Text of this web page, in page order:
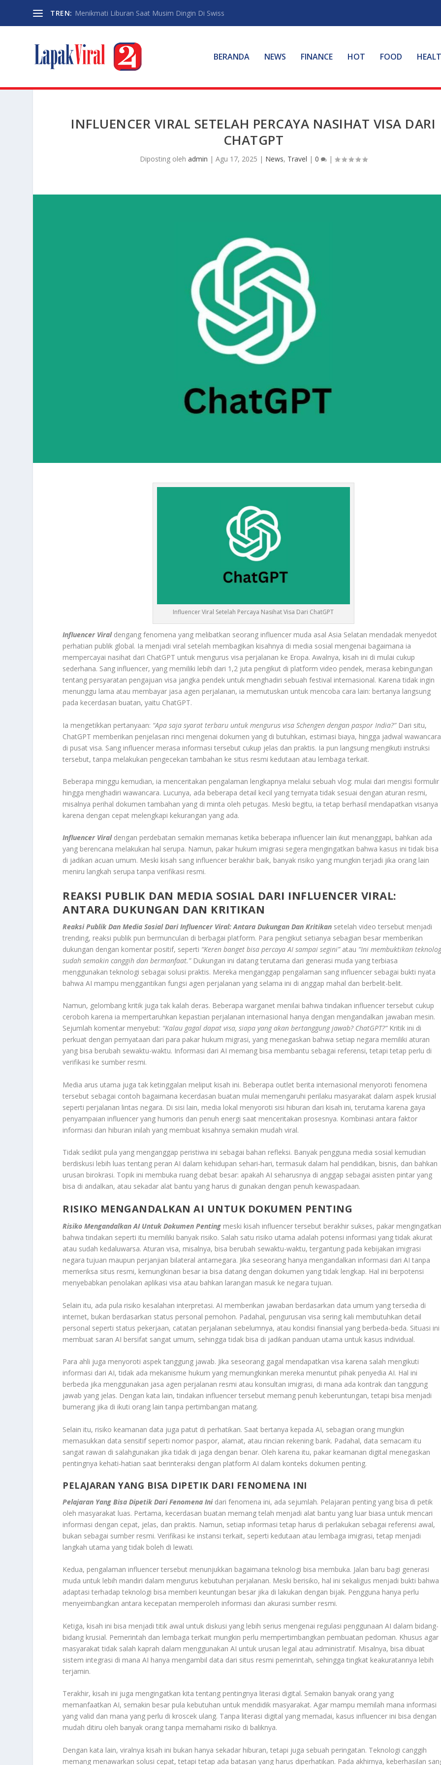
TREN: Menikmati Liburan Saat Musim Dingin Di Swiss
BERANDA NEWS FINANCE HOT FOOD
INFLUENCER VIRAL SETELAH PERCAYA NASIHAT VISA DARI
CHATGPT
Diposting oleh admin | Agu 17, 2025 | News, Travel | 0 |
Influencer Viral Setelah Percaya Nasihat Visa Dari ChatGPT
Influencer Viraldengang fenomena yang melibatkan seorang influencer muda asal Asia Selatan mendadak menyedot
perhatian publik global. Ia menjadi viral setelah membagikan kisahnya di media sosial mengenai bagaimana ia
mempercayai nasihat dari ChatGPT untuk mengurus visa perjalanan ke Eropa. Awalnya, kisah ini di mulai cukup
sederhana. Sang influencer, yang memiliki lebih dari 1,2 juta pengikut di platform video pendek, merasa kebingungan
tentang persyaratan pengajuan visa jangka pendek untuk menghadiri sebuah festival internasional. Karena tidak ingin
menunggu lama atau membayar jasa agen perjalanan, ia memutuskan untuk mencoba cara lain: bertanya langsung
pada kecerdasan buatan, yaitu ChatGPT.
Ia mengetikkan pertanyaan: “Apa saja syarat terbaru untuk mengurus visa Schengen dengan paspor India?”Dari situ,
ChatGPT memberikan penjelasan rinci mengenai dokumen yang di butuhkan, estimasi biaya, hingga jadwal wawancara
di pusat visa. Sang influencer merasa informasi tersebut cukup jelas dan praktis. Ia pun langsung mengikuti instruksi
tersebut, tanpa melakukan pengecekan tambahan ke situs resmi kedutaan atau lembaga terkait.
Beberapa minggu kemudian, ia menceritakan pengalaman lengkapnya melalui sebuah vlog: mulai dari mengisi formulir
hingga menghadiri wawancara. Lucunya, ada beberapa detail kecil yang ternyata tidak sesuai dengan aturan resmi,
misalnya perihal dokumen tambahan yang di minta oleh petugas. Meski begitu, ia tetap berhasil mendapatkan visanya
karena dengan cepat melengkapi kekurangan yang ada.
Influencer Viral dengan perdebatan semakin memanas ketika beberapa influencer lain ikut menanggapi, bahkan ada
yang berencana melakukan hal serupa. Namun, pakar hukum imigrasi segera mengingatkan bahwa kasus ini tidak bisa
di jadikan acuan umum. Meski kisah sang influencer berakhir baik, banyak risiko yang mungkin terjadi jika orang lain
meniru langkah serupa tanpa verifikasi resmi.
REAKSI PUBLIK DAN MEDIA SOSIAL DARI INFLUENCER VIRAL:
ANTARA DUKUNGAN DAN KRITIKAN
Reaksi Publik Dan Media Sosial Dari Influencer Viral: Antara Dukungan Dan Kritikan setelah video tersebut menjadi
trending, reaksi publik pun bermunculan di berbagai platform. Para pengikut setianya sebagian besar memberikan
dukungan dengan komentar positif, seperti “Keren banget bisa percaya AI sampai segini”atau “Ini membuktikan
sudah semakin canggih dan bermanfaat.”Dukungan ini datang terutama dari generasi muda yang terbiasa
menggunakan teknologi sebagai solusi praktis. Mereka menganggap pengalaman sang influencer sebagai bukti nyata
bahwa AI mampu menggantikan fungsi agen perjalanan yang selama ini di anggap mahal dan berbelit-belit.
Namun, gelombang kritik juga tak kalah deras. Beberapa warganet menilai bahwa tindakan influencer tersebut cukup
ceroboh karena ia mempertaruhkan kepastian perjalanan internasional hanya dengan mengandalkan jawaban mesin.
Sejumlah komentar menyebut: “Kalau gagal dapat visa, siapa yang akan bertanggung jawab? ChatGPT?”Kritik ini di
perkuat dengan pernyataan dari para pakar hukum migrasi, yang menegaskan bahwa setiap negara memiliki aturan
yang bisa berubah sewaktu-waktu. Informasi dari AI memang bisa membantu sebagai referensi, tetapi tetap perlu di
verifikasi ke sumber resmi.
Media arus utama juga tak ketinggalan meliput kisah ini. Beberapa outlet berita internasional menyoroti fenomena
tersebut sebagai contoh bagaimana kecerdasan buatan mulai memengaruhi perilaku masyarakat dalam aspek krusial
seperti perjalanan lintas negara. Di sisi lain, media lokal menyoroti sisi hiburan dari kisah ini, terutama karena gaya
penyampaian influencer yang humoris dan penuh energi saat menceritakan prosesnya. Kombinasi antara faktor
informasi dan hiburan inilah yang membuat kisahnya semakin mudah viral.
Tidak sedikit pula yang menganggap peristiwa ini sebagai bahan refleksi. Banyak pengguna media sosial kemudian
berdiskusi lebih luas tentang peran AI dalam kehidupan sehari-hari, termasuk dalam hal pendidikan, bisnis, dan bahkan
urusan birokrasi. Topik ini membuka ruang debat besar: apakah AI seharusnya di anggap sebagai asisten pintar yang
bisa di andalkan, atau sekadar alat bantu yang harus di gunakan dengan penuh kewaspadaan.
RISIKO MENGANDALKAN AI UNTUK DOKUMEN PENTING
Risiko Mengandalkan AI Untuk Dokumen Penting meski kisah influencer tersebut berakhir sukses, pakar
bahwa tindakan seperti itu memiliki banyak risiko. Salah satu risiko utama adalah potensi informasi yang tidak akurat
atau sudah kedaluwarsa. Aturan visa, misalnya, bisa berubah sewaktu-waktu, tergantung pada kebijakan imigrasi
negara tujuan maupun perjanjian bilateral antarnegara. Jika seseorang hanya mengandalkan informasi dari AI tanpa
memeriksa situs resmi, kemungkinan besar ia bisa datang dengan dokumen yang tidak lengkap. Hal ini berpotensi
menyebabkan penolakan aplikasi visa atau bahkan larangan masuk ke negara tujuan.
Selain itu, ada pula risiko kesalahan interpretasi. AI memberikan jawaban berdasarkan data umum yang tersedia di
internet, bukan berdasarkan status personal pemohon. Padahal, pengurusan visa sering kali membutuhkan detail
personal seperti status pekerjaan, catatan perjalanan sebelumnya, atau kondisi finansial yang berbeda-beda. Situasi ini
membuat saran AI bersifat sangat umum, sehingga tidak bisa di jadikan panduan utama untuk kasus individual.
Para ahli juga menyoroti aspek tanggung jawab. Jika seseorang gagal mendapatkan visa karena salah mengikuti
informasi dari AI, tidak ada mekanisme hukum yang memungkinkan mereka menuntut pihak penyedia AI. Hal ini
berbeda jika menggunakan jasa agen perjalanan resmi atau konsultan imigrasi, di mana ada kontrak dan tanggung
jawab yang jelas. Dengan kata lain, tindakan influencer tersebut memang penuh keberuntungan, tetapi bisa menjadi
bumerang jika di ikuti orang lain tanpa pertimbangan matang.
Selain itu, risiko keamanan data juga patut di perhatikan. Saat bertanya kepada AI, sebagian orang mungkin
memasukkan data sensitif seperti nomor paspor, alamat, atau rincian rekening bank. Padahal, data semacam itu
sangat rawan di salahgunakan jika tidak di jaga dengan benar. Oleh karena itu, pakar keamanan digital menegaskan
pentingnya kehati-hatian saat berinteraksi dengan platform AI dalam konteks dokumen penting.
PELAJARAN YANG BISA DIPETIK DARI FENOMENA INI
Pelajaran Yang Bisa Dipetik Dari Fenomena Ini dari fenomena ini, ada sejumlah. Pelajaran penting yang bisa di petik
oleh masyarakat luas. Pertama, kecerdasan buatan memang telah menjadi alat bantu yang luar biasa untuk mencari
informasi dengan cepat, jelas, dan praktis. Namun, setiap informasi tetap harus di perlakukan sebagai referensi awal,
bukan sebagai sumber resmi. Verifikasi ke instansi terkait, seperti kedutaan atau lembaga imigrasi, tetap menjadi
langkah utama yang tidak boleh di lewati.
Kedua, pengalaman influencer tersebut menunjukkan bagaimana teknologi bisa membuka. Jalan baru bagi generasi
muda untuk lebih mandiri dalam mengurus kebutuhan perjalanan. Meski berisiko, hal ini sekaligus menjadi bukti bahwa
adaptasi terhadap teknologi bisa memberi keuntungan besar jika di lakukan dengan bijak. Pengguna hanya perlu
menyeimbangkan antara kecepatan memperoleh informasi dan akurasi sumber resmi.
Ketiga, kisah ini bisa menjadi titik awal untuk diskusi yang lebih serius mengenai regulasi penggunaan AI dalam bidang-
bidang krusial. Pemerintah dan lembaga terkait mungkin perlu mempertimbangkan pembuatan pedoman. Khusus agar
masyarakat tidak salah kaprah dalam menggunakan AI untuk urusan legal atau administratif. Misalnya, bisa dibuat
sistem integrasi di mana AI hanya mengambil data dari situs resmi pemerintah, sehingga tingkat keakuratannya lebih
terjamin.
Terakhir, kisah ini juga mengingatkan kita tentang pentingnya literasi digital. Semakin banyak orang yang
memanfaatkan AI, semakin besar pula kebutuhan untuk mendidik masyarakat. Agar mampu memilah mana informasi
yang valid dan mana yang perlu di kroscek ulang. Tanpa literasi digital yang memadai, kasus influencer ini bisa dengan
mudah ditiru oleh banyak orang tanpa memahami risiko di baliknya.
Dengan kata lain, viralnya kisah ini bukan hanya sekadar hiburan, tetapi juga sebuah peringatan. Teknologi canggih
memang menawarkan solusi cepat, tetapi tetap ada batasan yang harus diperhatikan. Pada akhirnya, keberhasilan